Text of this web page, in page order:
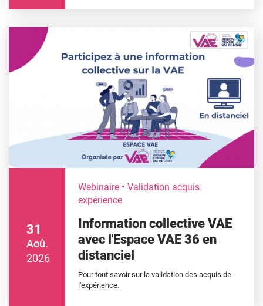
31
Aoû.
2026
Webinaire
Validation acquis
expérience
Information collective VAE
avec l'Espace VAE 36 en
distanciel
Pour tout savoir sur la validation des acquis de
l'expérience.